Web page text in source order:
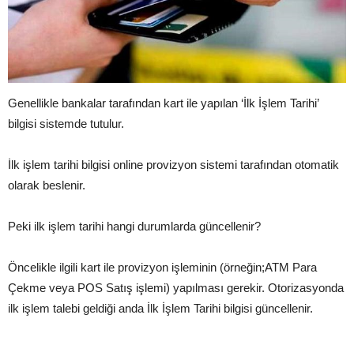
Genellikle bankalar tarafından kart ile yapılan ‘İlk İşlem Tarihi’
bilgisi sistemde tutulur.
İlk işlem tarihi bilgisi online provizyon sistemi tarafından otomatik
olarak beslenir.
Peki ilk işlem tarihi hangi durumlarda güncellenir?
Öncelikle ilgili kart ile provizyon işleminin (örneğin;ATM Para
Çekme veya POS Satış işlemi) yapılması gerekir. Otorizasyonda
ilk işlem talebi geldiği anda İlk İşlem Tarihi bilgisi güncellenir.